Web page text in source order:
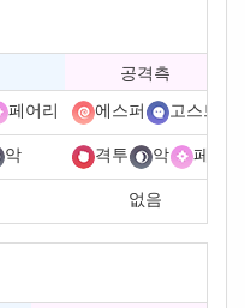
공격측
페어리 에스퍼
고스트
악 격투 악
페어리
없음